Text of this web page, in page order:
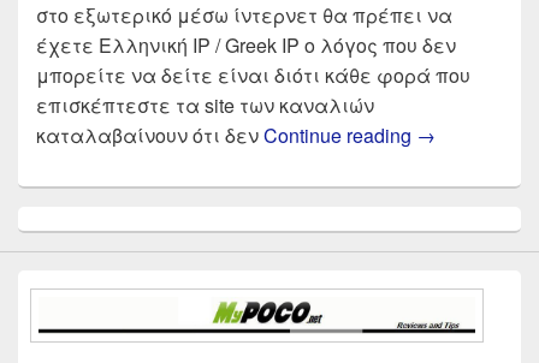
στο εξωτερικό μέσω ίντερνετ θα πρέπει να
έχετε Ελληνική IP / Greek IP ο λόγος που δεν
μπορείτε να δείτε είναι διότι κάθε φορά που
επισκέπτεστε τα site των καναλιών
καταλαβαίνουν ότι δενContinue reading Πως θα δω
→
Sidebar
Widget